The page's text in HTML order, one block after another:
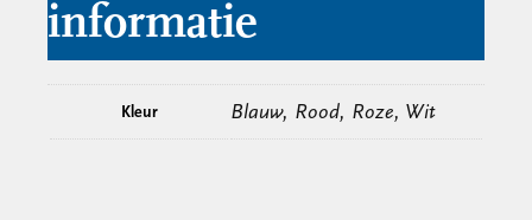
informatie
Kleur Blauw, Rood, Roze, Wit